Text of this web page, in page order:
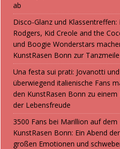
ab
Disco-Glanz und Klassentreffen:
Rodgers, Kid Creole and the
und Boogie Wonderstars
KunstRasen Bonn zur Tanzmeile
Una festa sui prati: Jovanotti
überwiegend italienische Fans
den KunstRasen Bonn zu einem
der Lebensfreude
3500 Fans bei Marillion auf dem
KunstRasen Bonn: Ein Abend der
großen Emotionen und